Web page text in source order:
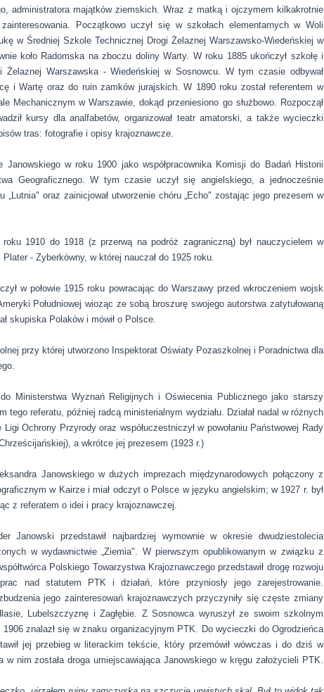
administratora majątków ziemskich. Wraz z matką i ojczymem kilkakrotnie
Początkowo uczył się w szkołach elementarnych w Woli
w Średniej Szkole Technicznej Drogi Żelaznej Warszawsko-Wiedeńskiej w
koło Radomska na zboczu doliny Warty. W roku 1885 ukończył szkołę i
Żelaznej Warszawska - Wiedeńskiej w Sosnowcu. W tym czasie odbywał
i Wartę oraz do ruin zamków jurajskich. W 1890 roku został referentem w
Mechanicznym w Warszawie, dokąd przeniesiono go służbowo. Rozpoczął
kursy dla analfabetów, organizował teatr amatorski, a także wycieczki
tras: fotografie i opisy krajoznawcze.
Janowskiego w roku 1900 jako współpracownika Komisji do Badań Historii
Geograficznego. W tym czasie uczył się angielskiego, a jednocześnie
oraz zainicjował utworzenie chóru „Echo" zostając jego prezesem w
1910 do 1918 (z przerwą na podróż zagraniczną) był nauczycielem w
- Zyberkówny, w której nauczał do 1925 roku.
w połowie 1915 roku powracając do Warszawy przed wkroczeniem wojsk
Południowej wioząc ze sobą broszurę swojego autorstwa zatytułowaną
skupiska Polaków i mówił o Polsce.
przy której utworzono Inspektorat Oświaty Pozaszkolnej i Poradnictwa dla
Ministerstwa Wyznań Religijnych i Oświecenia Publicznego jako starszy
referatu, później radcą ministerialnym wydziału. Działał nadal w różnych
Ochrony Przyrody oraz współuczestniczył w powołaniu Państwowej Rady
a wkrótce jej prezesem (1923 r.)
Janowskiego w dużych imprezach międzynarodowych połączony z
w Kairze i miał odczyt o Polsce w języku angielskim; w 1927 r. był
z referatem o idei i pracy krajoznawczej.
Janowski przedstawił najbardziej wymownie w okresie dwudziestolecia
w wydawnictwie „Ziemia". W pierwszym opublikowanym w związku z
Polskiego Towarzystwa Krajoznawczego przedstawił drogę rozwoju
nad statutem PTK i działań, które przyniosły jego zarejestrowanie.
jego zainteresowań krajoznawczych przyczyniły się częste zmiany
Lubelszczyznę i Zagłębie. Z Sosnowca wyruszył ze swoim szkolnym
znalazł się w znaku organizacyjnym PTK. Do wycieczki do Ogrodzieńca
jej przebieg w literackim tekście, który przemówił wówczas i do dziś w
nim została droga umiejscawiająca Janowskiego w kręgu założycieli PTK.